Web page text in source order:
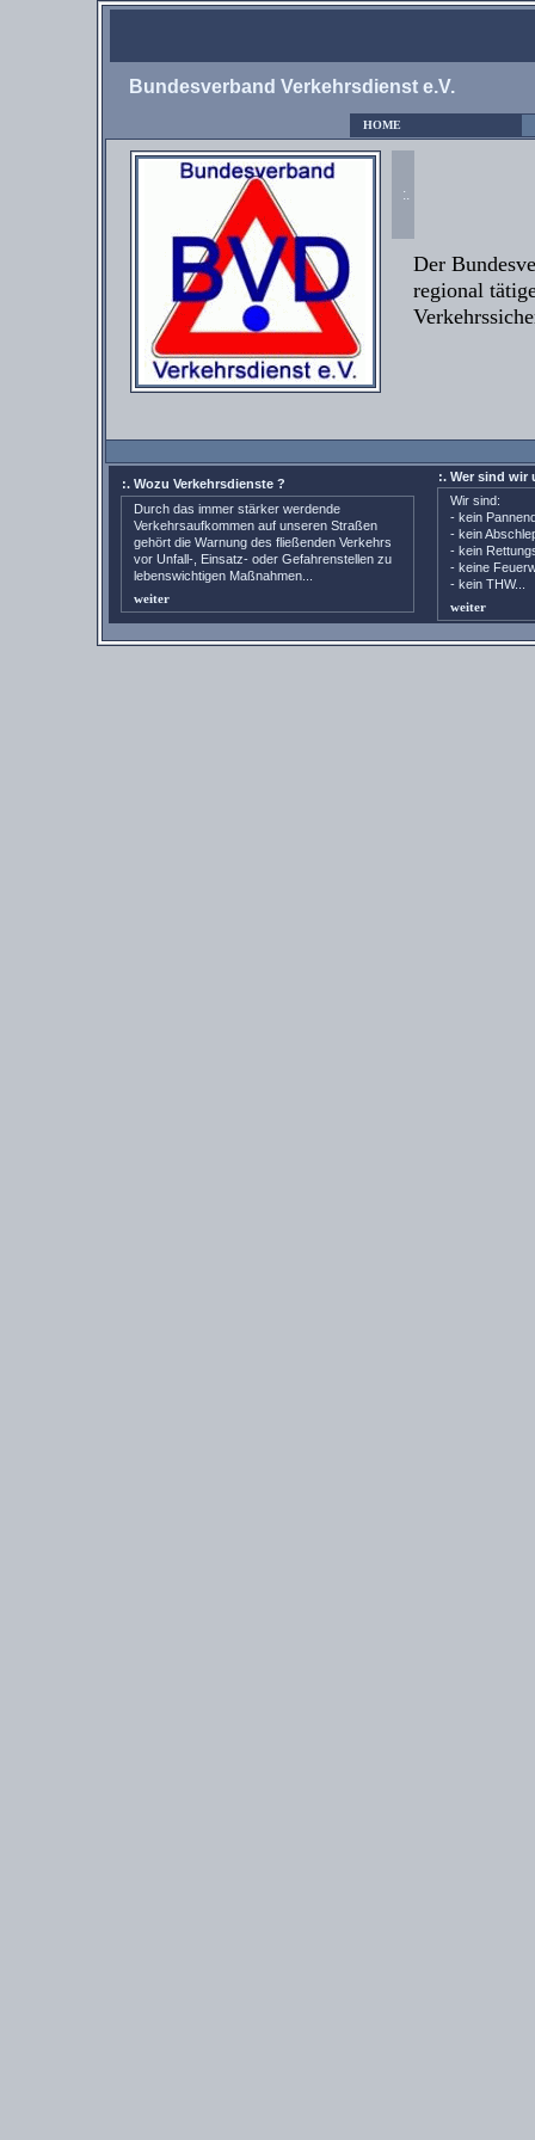
Bundesverband Verkehrsdienst e.V.
HOME
:.
Der
regional
:. Wozu Verkehrsdienste ?
Durch das immer stärker werdende
Verkehrsaufkommen auf unseren Straßen
gehört die Warnung des fließenden Verkehrs
vor Unfall-, Einsatz- oder Gefahrenstellen zu
lebenswichtigen Maßnahmen...
weiter
:. Wer sind wir
Wir sind:
- kein
- kein
- kein
- keine
- kein THW...
weiter